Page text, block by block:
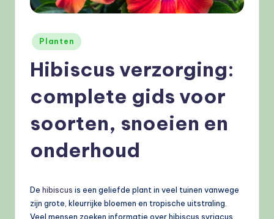
Geplaatst
in
Planten
Hibiscus verzorging:
complete gids voor
soorten, snoeien en
onderhoud
De hibiscus is een geliefde plant in veel tuinen vanwege
zijn grote, kleurrijke bloemen en tropische uitstraling.
Veel mensen zoeken informatie over hibiscus syriacus